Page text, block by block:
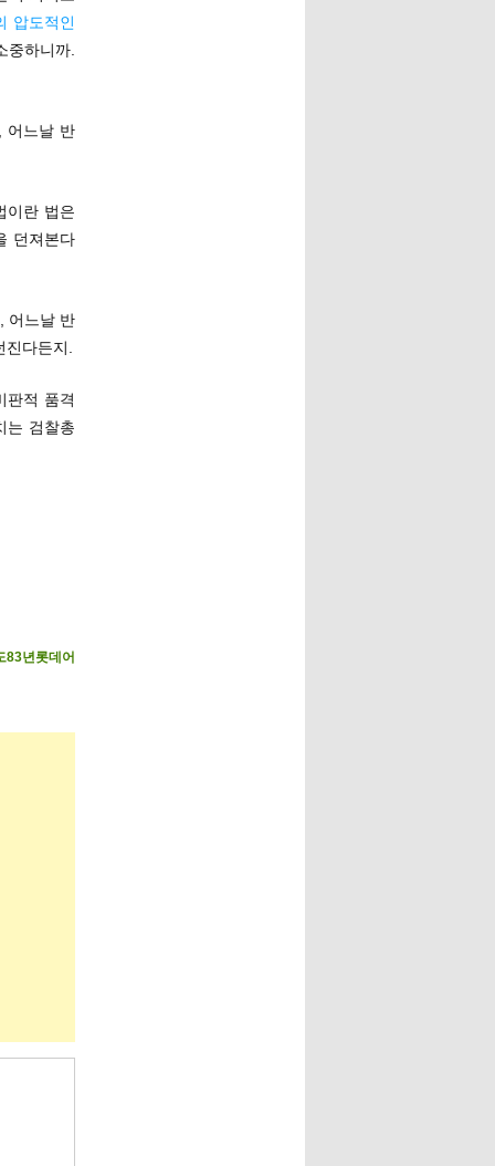
압도적인
중하니까.
어느날 반
이란 법은
던져본다
어느날 반
다든지.
판적 품격
는 검찰총
83년롯데어